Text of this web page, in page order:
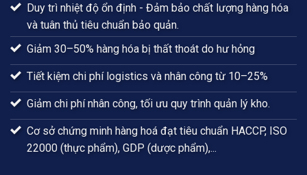
Duy trì nhiệt độ ổn định - Đảm bảo chất lượng hàng hóa
và tuân thủ tiêu chuẩn bảo quản.
Giảm 30–50% hàng hóa bị thất thoát do hư hỏng
Tiết kiệm chi phí logistics và nhân công từ 10–25%
Giảm chi phí nhân công, tối ưu quy trình quản lý kho.
Cơ sở chứng minh hàng hoá đạt tiêu chuẩn HACCP, ISO
22000 (thực phẩm), GDP (dược phẩm),...